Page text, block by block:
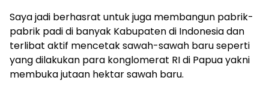
‎Saya jadi berhasrat untuk juga membangun pabrik-
pabrik padi di banyak Kabupaten di Indonesia dan
terlibat aktif mencetak sawah-sawah baru seperti
yang dilakukan para konglomerat RI di Papua yakni
membuka jutaan hektar sawah baru.